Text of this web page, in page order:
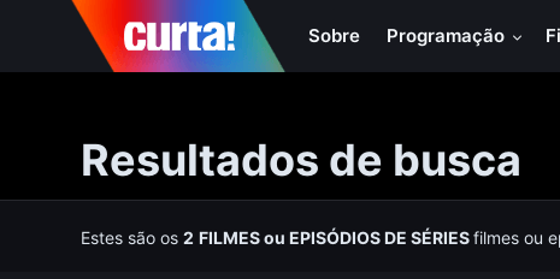
Sobre Programação
Resultados de busca
Estes são os2 FILMESou EPISÓDIOS DE SÉRIESfilmes ou